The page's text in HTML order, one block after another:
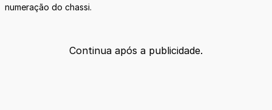
numeração do chassi.
Continua após a publicidade.